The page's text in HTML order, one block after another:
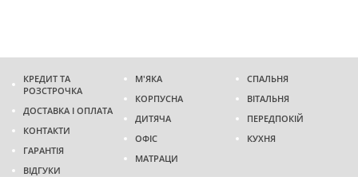
КРЕДИТ ТА
РОЗСТРОЧКА
ДОСТАВКА І ОПЛАТА
КОНТАКТИ
ГАРАНТІЯ
ВІДГУКИ
М'ЯКА
КОРПУСНА
ДИТЯЧА
ОФІС
МАТРАЦИ
СПАЛЬНЯ
ВІТАЛЬНЯ
ПЕРЕДПОКІЙ
КУХНЯ